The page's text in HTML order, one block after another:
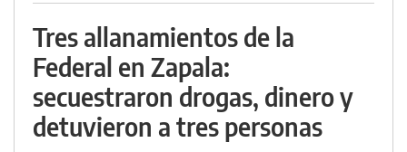
Tres allanamientos de la
Federal en Zapala:
secuestraron drogas, dinero y
detuvieron a tres personas